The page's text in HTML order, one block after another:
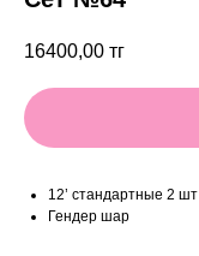
16400,00 тг
12’ стандартные 2 шт
Гендер шар